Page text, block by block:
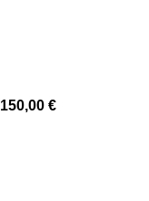
150,00 €